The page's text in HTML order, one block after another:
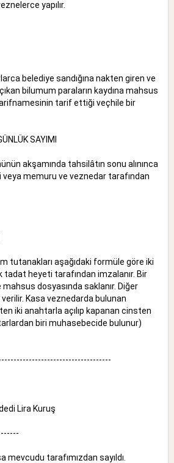
yapılır.
belediye sandığına nakten giren ve
bilumum paraların kaydına mahsus
tarif ettiği veçhile bir
SAYIMI
akşamında tahsilâtın sonu alınınca
memuru ve veznedar tarafından
tutanakları aşağıdaki formüle göre iki
heyeti tarafından imzalanır. Bir
dosyasında saklanır. Diğer
Kasa veznedarda bulunan
iki anahtarla açılıp kapanan cinsten
biri muhasebecide bulunur)
Lira Kuruş
mevcudu tarafımızdan sayıldı.